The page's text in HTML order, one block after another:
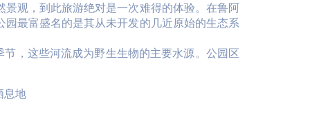
观，到此旅游绝对是一次难得的体验。在鲁阿
最富盛名的是其从未开发的几近原始的生态系
，这些河流成为野生生物的主要水源。公园区
息地